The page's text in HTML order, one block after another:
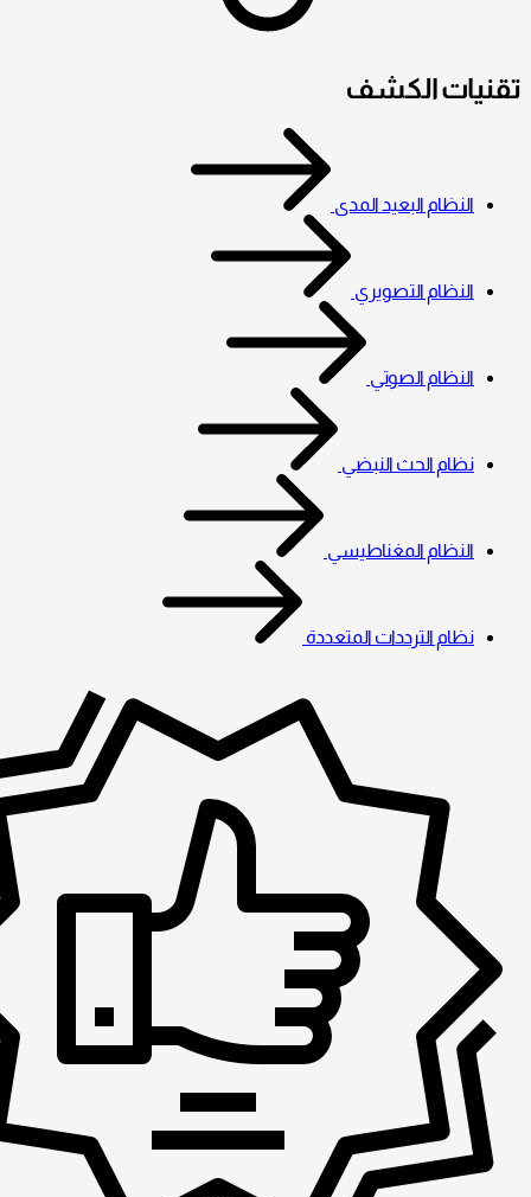
تقنيات الكشف
النظام البعيد المدى
النظام التصويري
النظام الصوتي
نظام الحث النبضي
النظام المغناطيسي
نظام الترددات المتعددة